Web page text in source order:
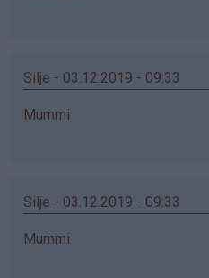
Silje - 03.12.2019 - 09:33
Mummi
Silje - 03.12.2019 - 09:33
Mummi